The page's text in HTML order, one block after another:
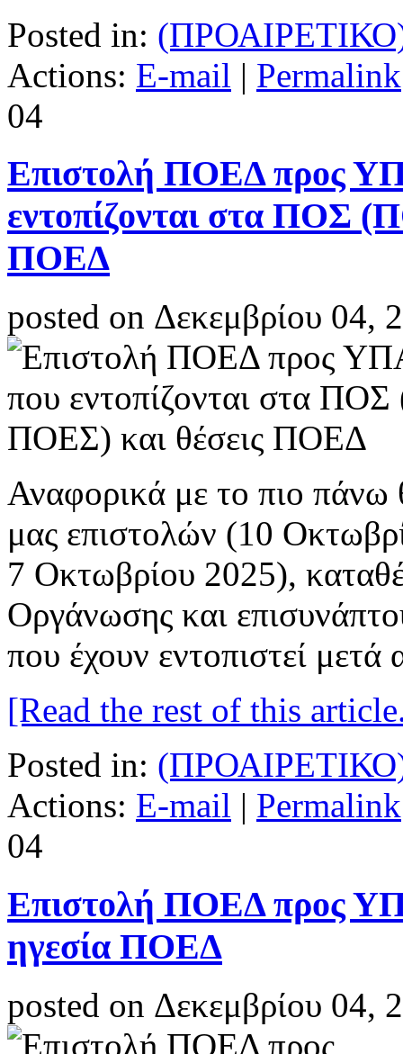
Posted in:
Actions: E-mail | Permalink
04
Επιστολή ΠΟΕΔ προς
εντοπίζονται στα ΠΟΣ
ΠΟΕΔ
posted on Δεκεμβρίου 04,
Αναφορικά με το πιο πάνω
μας επιστολών (10
7 Οκτωβρίου 2025),
Οργάνωσης και
που έχουν εντοπιστεί μετά
[Read the rest of this
Posted in:
Actions: E-mail | Permalink
04
Επιστολή ΠΟΕΔ προς
ηγεσία ΠΟΕΔ
posted on Δεκεμβρίου 04,